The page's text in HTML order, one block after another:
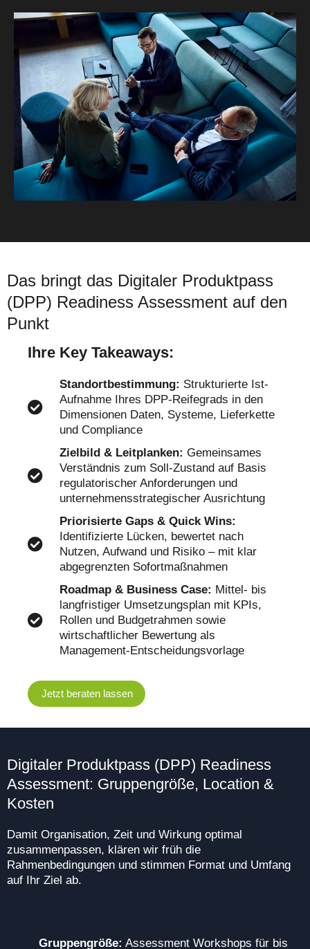
Das bringt das Digitaler Produktpass
(DPP) Readiness Assessment auf den
Punkt
Ihre Key Takeaways:
Standortbestimmung: Strukturierte Ist-
Aufnahme Ihres DPP-Reifegrads in den
Dimensionen Daten, Systeme, Lieferkette
und Compliance
Zielbild & Leitplanken: Gemeinsames
Verständnis zum Soll-Zustand auf Basis
regulatorischer Anforderungen und
unternehmensstrategischer Ausrichtung
Priorisierte Gaps & Quick Wins:
Identifizierte Lücken, bewertet nach
Nutzen, Aufwand und Risiko – mit klar
abgegrenzten Sofortmaßnahmen
Roadmap & Business Case: Mittel- bis
langfristiger Umsetzungsplan mit KPIs,
Rollen und Budgetrahmen sowie
wirtschaftlicher Bewertung als
Management-Entscheidungsvorlage
Jetzt beraten lassen
Digitaler Produktpass (DPP) Readiness
Assessment: Gruppengröße, Location &
Kosten
Damit Organisation, Zeit und Wirkung optimal
zusammenpassen, klären wir früh die
Rahmenbedingungen und stimmen Format und Umfang
auf Ihr Ziel ab.
Gruppengröße: Assessment Workshops für bis